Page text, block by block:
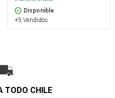
Disponible
+5 Vendidos
TODO CHILE